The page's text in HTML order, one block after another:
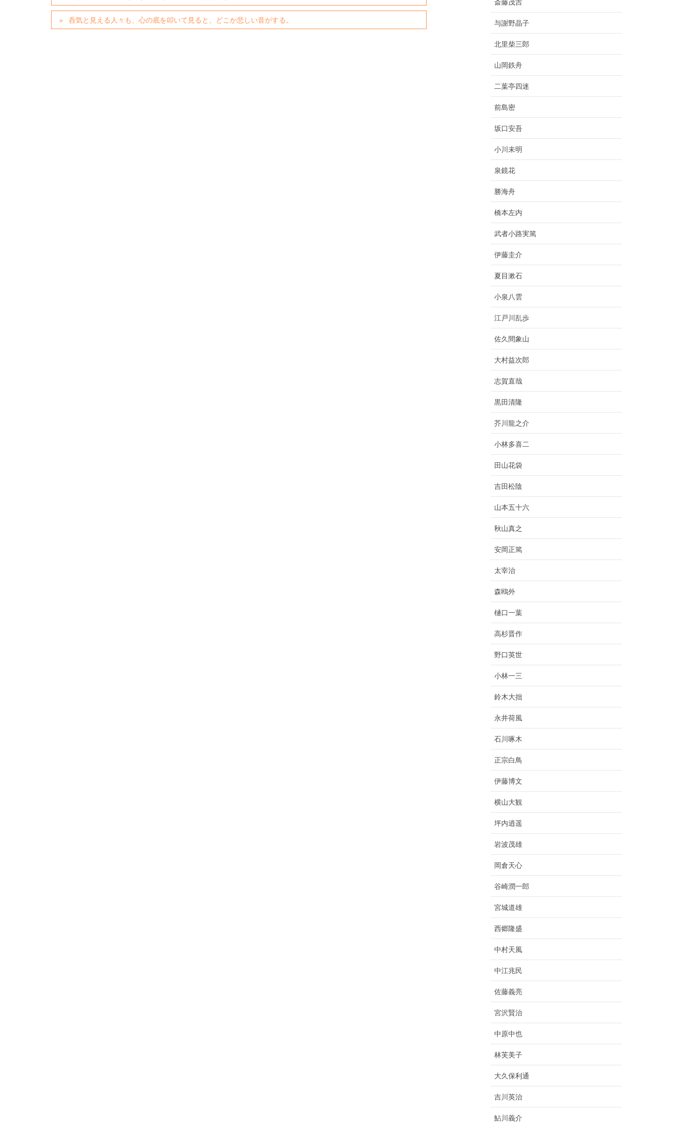
呑気と見える人々も、心の底を叩いて見ると、どこか悲しい音がする。
斎藤茂吉
与謝野晶子
北里柴三郎
山岡鉄舟
二葉亭四迷
前島密
坂口安吾
小川未明
泉鏡花
勝海舟
橋本左内
武者小路実篤
伊藤圭介
夏目漱石
小泉八雲
江戸川乱歩
佐久間象山
大村益次郎
志賀直哉
黒田清隆
芥川龍之介
小林多喜二
田山花袋
吉田松陰
山本五十六
秋山真之
安岡正篤
太宰治
森鴎外
樋口一葉
高杉晋作
野口英世
小林一三
鈴木大拙
永井荷風
石川啄木
正宗白鳥
伊藤博文
横山大観
坪内逍遥
岩波茂雄
岡倉天心
谷崎潤一郎
宮城道雄
西郷隆盛
中村天風
中江兆民
佐藤義亮
宮沢賢治
中原中也
林芙美子
大久保利通
吉川英治
鮎川義介